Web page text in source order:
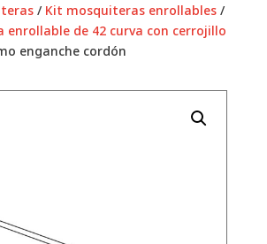
/ Kit mosquiteras enrollables/
enrollable de 42 curva con cerrojillo
enganche cordón